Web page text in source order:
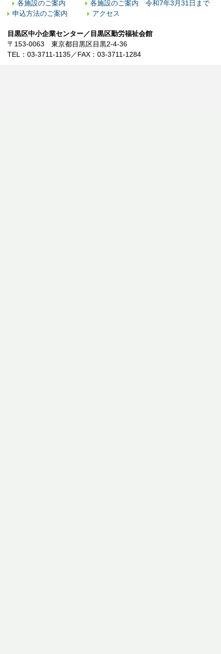
各施設のご案内
各施設のご案内 令和7年3月31日まで
申込方法のご案内
アクセス
目黒区中小企業センター／目黒区勤労福祉会館
〒153-0063 東京都目黒区目黒2-4-36
TEL：03-3711-1135／FAX：03-3711-1284